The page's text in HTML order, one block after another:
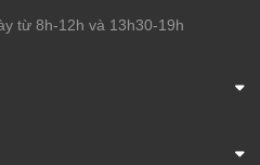
từ 8h-12h và 13h30-19h